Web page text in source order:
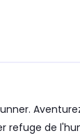
refuge de